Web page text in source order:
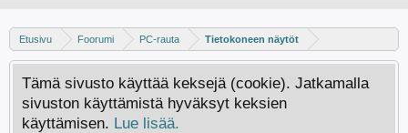
Etusivu Foorumi PC-rauta Tietokoneen näytöt
Tämä sivusto käyttää keksejä (cookie). Jatkamalla
sivuston käyttämistä hyväksyt keksien
käyttämisen. Lue lisää.